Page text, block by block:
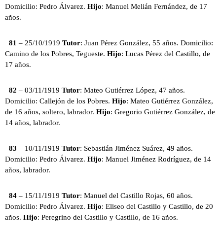
Domicilio: Pedro Álvarez. Hijo: Manuel Melián Fernández, de 17
años.
81 – 25/10/1919 Tutor: Juan Pérez González, 55 años. Domicilio:
Camino de los Pobres, Tegueste. Hijo: Lucas Pérez del Castillo, de
17 años.
82 – 03/11/1919 Tutor: Mateo Gutiérrez López, 47 años.
Domicilio: Callejón de los Pobres. Hijo: Mateo Gutiérrez González,
de 16 años, soltero, labrador. Hijo: Gregorio Gutiérrez González, de
14 años, labrador.
83 – 10/11/1919 Tutor: Sebastián Jiménez Suárez, 49 años.
Domicilio: Pedro Álvarez. Hijo: Manuel Jiménez Rodríguez, de 14
años, labrador.
84 – 15/11/1919 Tutor: Manuel del Castillo Rojas, 60 años.
Domicilio: Pedro Álvarez. Hijo: Eliseo del Castillo y Castillo, de 20
años. Hijo: Peregrino del Castillo y Castillo, de 16 años.